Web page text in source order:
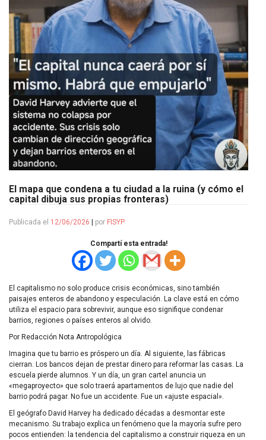
El mapa que condena a tu ciudad a la ruina (y cómo el
capital dibuja sus propias fronteras)
Publicada el 12/06/2026 | por FISYP
Compartí esta entrada!
El capitalismo no solo produce crisis económicas, sino también
paisajes enteros de abandono y especulación. La clave está en cómo
utiliza el espacio para sobrevivir, aunque eso signifique condenar
barrios, regiones o países enteros al olvido.
Por Redacción Nota Antropológica
Imagina que tu barrio es próspero un día. Al siguiente, las fábricas
cierran. Los bancos dejan de prestar dinero para reformar las casas. La
escuela pierde alumnos. Y un día, un gran cartel anuncia un
«megaproyecto» que solo traerá apartamentos de lujo que nadie del
barrio podrá pagar. No fue un accidente. Fue un «ajuste espacial».
El geógrafo David Harvey ha dedicado décadas a desmontar este
mecanismo. Su trabajo explica un fenómeno que la mayoría sufre pero
pocos entienden: la tendencia del capitalismo a construir riqueza en un